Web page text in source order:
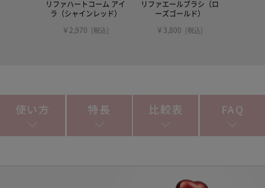
リファハートコーム アイ
ラ（シャインレッド）
￥2,970 [税込]
リファエールブラシ（ロ
ーズゴールド）
￥3,800 [税込]
使い方 特長 比較表 FAQ